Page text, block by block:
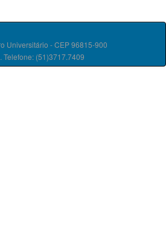
Universitário - CEP 96815-900
Telefone: (51)3717.7409